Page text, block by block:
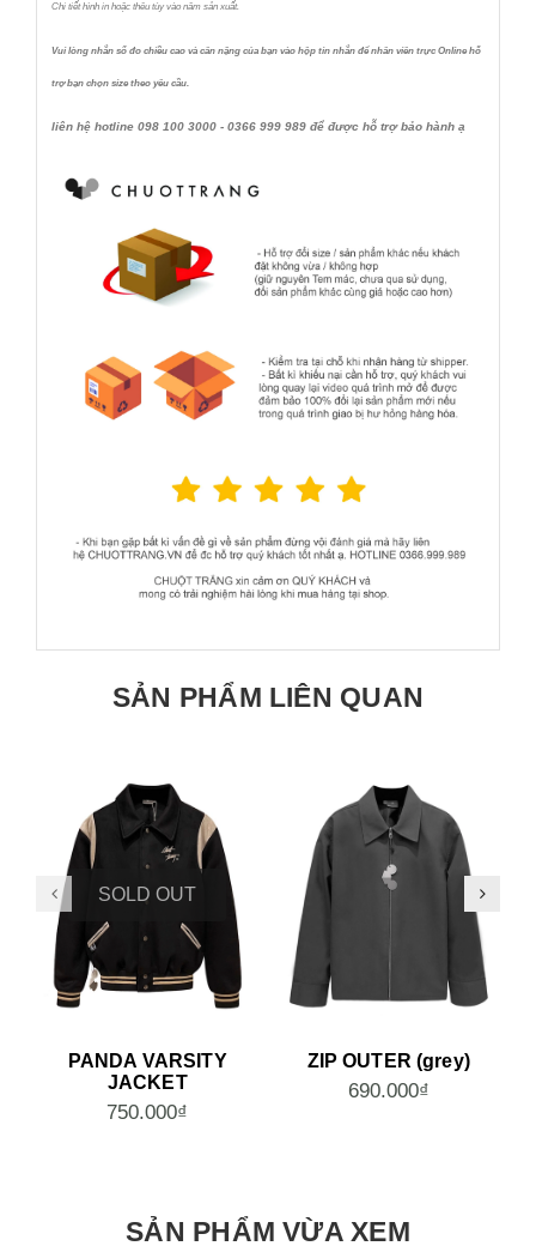
Chi tiết hình in hoặc thêu tùy vào năm sản xuất.
Vui lòng nhắn số đo chiều cao và cân nặng của bạn vào hộp tin nhắn để nhân viên trực Online hỗ
trợ bạn chọn size theo yêu cầu.
liên hệ hotline 098 100 3000 - 0366 999 989 để được hỗ trợ bảo hành ạ
SẢN PHẨM LIÊN QUAN
SOLD OUT
PANDA VARSITY
JACKET
750.000₫
ZIP OUTER (grey)
690.000₫
SẢN PHẨM VỪA XEM